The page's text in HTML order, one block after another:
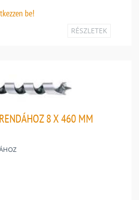
be!
RÉSZLETEK
8 X 460 MM